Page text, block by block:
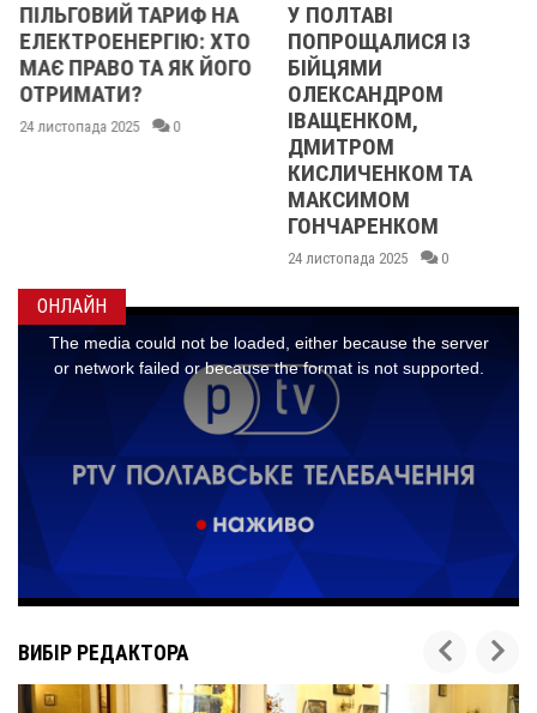
ПІЛЬГОВИЙ ТАРИФ НА
ЕЛЕКТРОЕНЕРГІЮ: ХТО
МАЄ ПРАВО ТА ЯК ЙОГО
ОТРИМАТИ?
24 листопада 2025 0
У ПОЛТАВІ
ПОПРОЩАЛИСЯ ІЗ
БІЙЦЯМИ
ОЛЕКСАНДРОМ
ІВАЩЕНКОМ,
ДМИТРОМ
КИСЛИЧЕНКОМ ТА
МАКСИМОМ
ГОНЧАРЕНКОМ
24 листопада 2025 0
ОНЛАЙН
ВИБІР РЕДАКТОРА